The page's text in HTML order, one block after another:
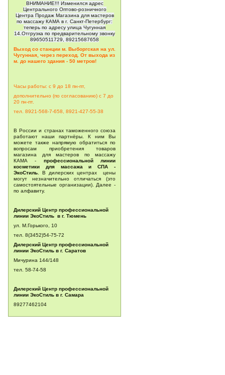
ВНИМАНИЕ!!! Изменился адрес
Центрального Оптово-розничного
Центра Продаж Магазина для мастеров
по массажу КАМА в г. Санкт-Петербург:
теперь по адресу улица Чугунная
14.Отгрузка по предварительному звонку
89650511729, 89215687658
Выход со станции м. Выборгская на ул.
Чугунная, через переход. От выхода из
м. до нашего здания - 50 метров!
Часы работы: с 9 до 18 пн-пт,
дополнительно (по согласованию) с 7 до
20 пн-пт.
тел. 8921-568-7-658, 8921-427-55-38
В России и странах таможенного союза
работают наши партнёры. К ним Вы
можете также напрямую обратиться по
вопросам приобретения товаров
магазина для мастеров по массажу
КАМА - профессиональной линии
косметики для массажа и СПА -
ЭкоСтиль . В дилерских центрах цены
могут незначительно отличаться (это
самостоятельные организации). Далее -
по алфавиту.
Дилерский Центр профессиональной
линии ЭкоСтиль в г. Тюмень
ул. М.Горького, 10
тел. 8(3452)54-75-72
Дилерский Центр профессиональной
линии ЭкоСтиль в г. Саратов
Мичурина 144/148
тел. 58-74-58
Дилерский Центр профессиональной
линии ЭкоСтиль в г. Самара
89277462104